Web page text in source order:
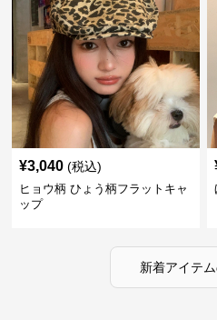
¥3,040 (税込)
ヒョウ柄 ひょう柄フラットキャ
ップ
新着アイテ